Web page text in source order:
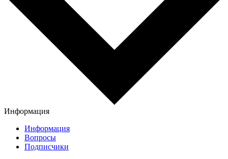
Информация
Информация
Вопросы
Подписчики